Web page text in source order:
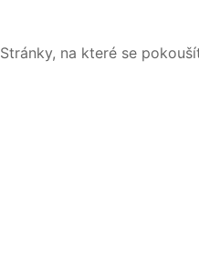
Stránky, na které se